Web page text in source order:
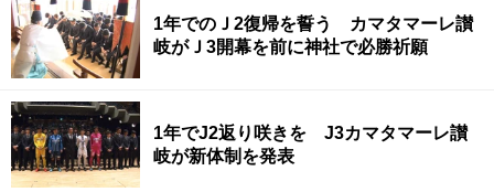
1年でのＪ2復帰を誓う カマタマーレ讃
岐がＪ3開幕を前に神社で必勝祈願
1年でJ2返り咲きを J3カマタマーレ讃
岐が新体制を発表